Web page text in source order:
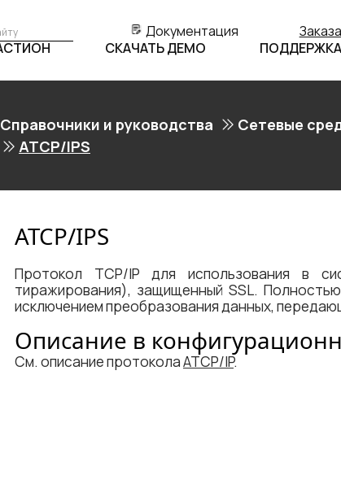
Документация
СКАЧАТЬ ДЕМО ПОДДЕРЖКА
Справочники и руководства
Сетевые
ATCP/IPS
ATCP/IPS
Протокол TCP/IP для использования в
тиражирования), защищенный SSL.
исключением преобразования данных,
Описание в
См. описание протоколаATCP/IP.